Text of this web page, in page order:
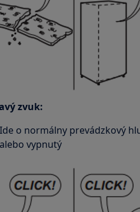
zvuk:
Ide o normálny prevádzkový
alebo vypnutý